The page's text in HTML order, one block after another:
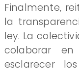
Finalmente,
la
ley. La
colaborar
esclarecer